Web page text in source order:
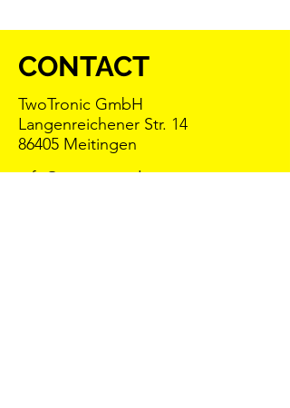
CONTACT
TwoTronic GmbH
Langenreichener Str. 14
86405 Meitingen
info@twotronic.de